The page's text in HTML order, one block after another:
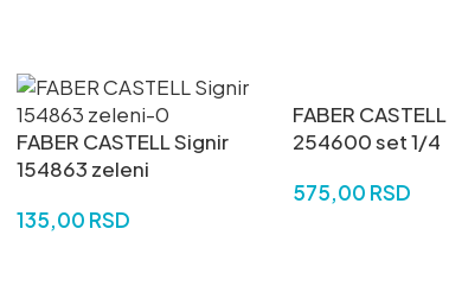
FABER CASTELL Signir
154863 zeleni
135,00 RSD
FABER
254600 set 1/4
575,00 RSD